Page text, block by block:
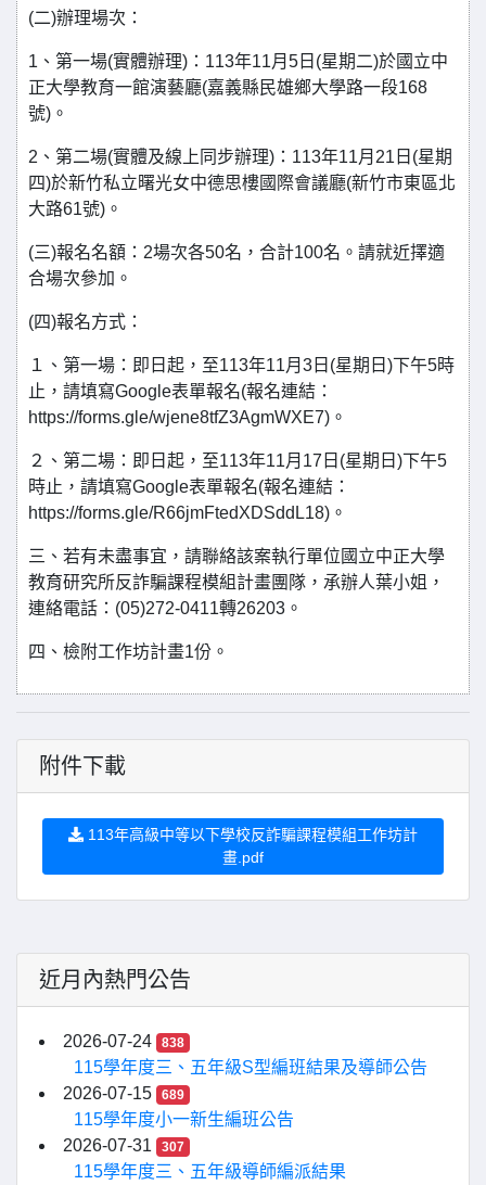
(二)辦理場次：
1、第一場(實體辦理)：113年11月5日(星期二)於國立中
正大學教育一館演藝廳(嘉義縣民雄鄉大學路一段168
號)。
2、第二場(實體及線上同步辦理)：113年11月21日(星期
四)於新竹私立曙光女中德思樓國際會議廳(新竹市東區北
大路61號)。
(三)報名名額：2場次各50名，合計100名。請就近擇適
合場次參加。
(四)報名方式：
１、第一場：即日起，至113年11月3日(星期日)下午5時
止，請填寫Google表單報名(報名連結：
https://forms.gle/wjene8tfZ3AgmWXE7)。
２、第二場：即日起，至113年11月17日(星期日)下午5
時止，請填寫Google表單報名(報名連結：
https://forms.gle/R66jmFtedXDSddL18)。
三、若有未盡事宜，請聯絡該案執行單位國立中正大學
教育研究所反詐騙課程模組計畫團隊，承辦人葉小姐，
連絡電話：(05)272-0411轉26203。
四、檢附工作坊計畫1份。
附件下載
113年高級中等以下學校反詐騙課程模組工作坊計
畫.pdf
近月內熱門公告
2026-07-24 838
115學年度三、五年級S型編班結果及導師公告
2026-07-15
689
115學年度小一新生編班公告
2026-07-31
307
115學年度三、五年級導師編派結果